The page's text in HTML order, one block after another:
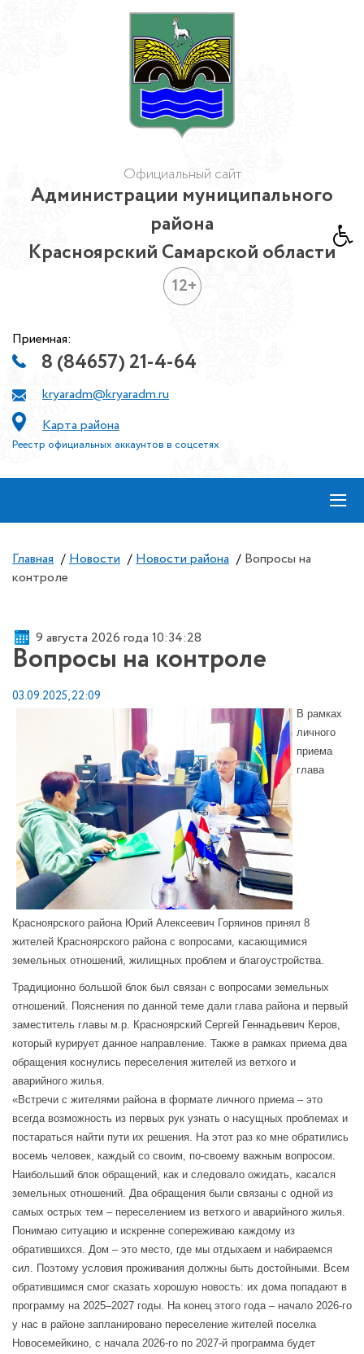
Официальный сайт
Администрации муниципального
района
Красноярский Самарской области
12+
Приемная:
8 (84657) 21-4-64
kryaradm@kryaradm.ru
Карта района
Реестр официальных аккаунтов в соцсетях
≡
Главная / Новости / Новости района / Вопросы на
контроле
9 августа 2026 года 10:34:28
Вопросы на контроле
03.09.2025, 22:09
В рамках
личного
приема
глава
Красноярского района Юрий Алексеевич Горяинов принял 8
жителей Красноярского района с вопросами, касающимися
земельных отношений, жилищных проблем и благоустройства.
Традиционно большой блок был связан с вопросами земельных
отношений. Пояснения по данной теме дали глава района и первый
заместитель главы м.р. Красноярский Сергей Геннадьевич Керов,
который курирует данное направление. Также в рамках приема два
обращения коснулись переселения жителей из ветхого и
аварийного жилья.
«Встречи с жителями района в формате личного приема – это
всегда возможность из первых рук узнать о насущных проблемах и
постараться найти пути их решения. На этот раз ко мне обратились
восемь человек, каждый со своим, по-своему важным вопросом.
Наибольший блок обращений, как и следовало ожидать, касался
земельных отношений. Два обращения были связаны с одной из
самых острых тем – переселением из ветхого и аварийного жилья.
Понимаю ситуацию и искренне сопереживаю каждому из
обратившихся. Дом – это место, где мы отдыхаем и набираемся
сил. Поэтому условия проживания должны быть достойными. Всем
обратившимся смог сказать хорошую новость: их дома попадают в
программу на 2025–2027 годы. На конец этого года – начало 2026-го
у нас в районе запланировано переселение жителей поселка
Новосемейкино, с начала 2026-го по 2027-й программа будет